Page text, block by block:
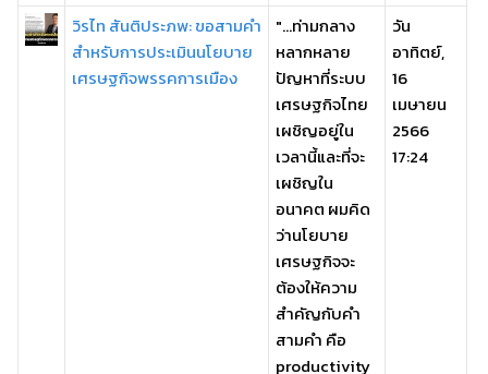
วิรไท สันติประภพ: ขอสามคำ
สำหรับการประเมินนโยบาย
เศรษฐกิจพรรคการเมือง
"...ท่ามกลาง
หลากหลาย
ปัญหาที่ระบบ
เศรษฐกิจไทย
เผชิญอยู่ใน
เวลานี้และที่จะ
เผชิญใน
อนาคต ผมคิด
ว่านโยบาย
เศรษฐกิจจะ
ต้องให้ความ
สำคัญกับคำ
สามคำ คือ
productivity
วัน
อาทิตย์,
16
เมษายน
2566
17:24